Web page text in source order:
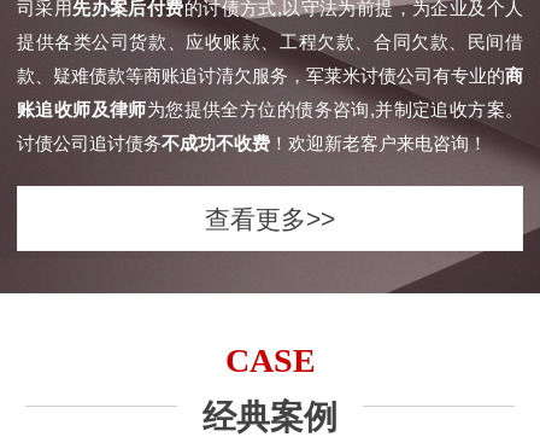
司采用先办案后付费的讨债方式,以守法为前提，为企业及个人
提供各类公司货款、应收账款、工程欠款、合同欠款、民间借
款、疑难债款等商账追讨清欠服务，军莱米讨债公司有专业的商
账追收师及律师为您提供全方位的债务咨询,并制定追收方案。
讨债公司追讨债务不成功不收费 ！欢迎新老客户来电咨询！
查看更多>>
CASE
经典案例